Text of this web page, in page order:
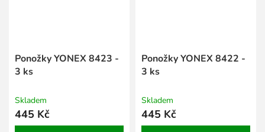
Ponožky YONEX 8423 -
3 ks
Skladem
445 Kč
Ponožky YONEX 8422 -
3 ks
Skladem
445 Kč